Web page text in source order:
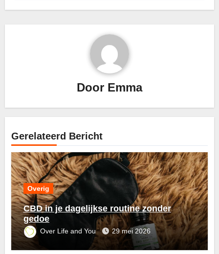
Door Emma
Gerelateerd Bericht
Overig
CBD in je dagelijkse routine zonder
gedoe
Over Life and You 29 mei 2026